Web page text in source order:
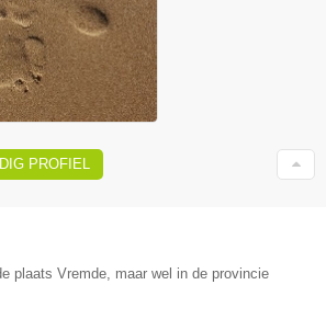
PROFIEL
plaats Vremde, maar wel in de provincie